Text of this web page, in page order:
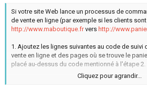
Si votre site Web lance un processus de
de vente en ligne (par exemple si les clients
http://www.maboutique.frvers http://
1. Ajoutez les lignes suivantes au code de suivi
vente en ligne et des pages où se trouve le
placé au-dessus du code mentionné à l'étape 2.
<script type="text/javascript">
Cliquez pour agrandir...